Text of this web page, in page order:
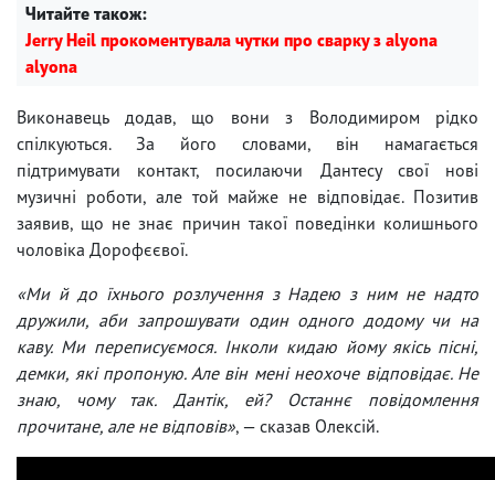
Читайте також:
Jerry Heil прокоментувала чутки про сварку з alyona
alyona
Виконавець додав, що вони з Володимиром рідко
спілкуються. За його словами, він намагається
підтримувати контакт, посилаючи Дантесу свої нові
музичні роботи, але той майже не відповідає. Позитив
заявив, що не знає причин такої поведінки колишнього
чоловіка Дорофєєвої.
«Ми й до їхнього розлучення з Надею з ним не надто
дружили, аби запрошувати один одного додому чи на
каву. Ми переписуємося. Інколи кидаю йому якісь пісні,
демки, які пропоную. Але він мені неохоче відповідає. Не
знаю, чому так. Дантік, ей? Останнє повідомлення
прочитане, але не відповів», — сказав Олексій.